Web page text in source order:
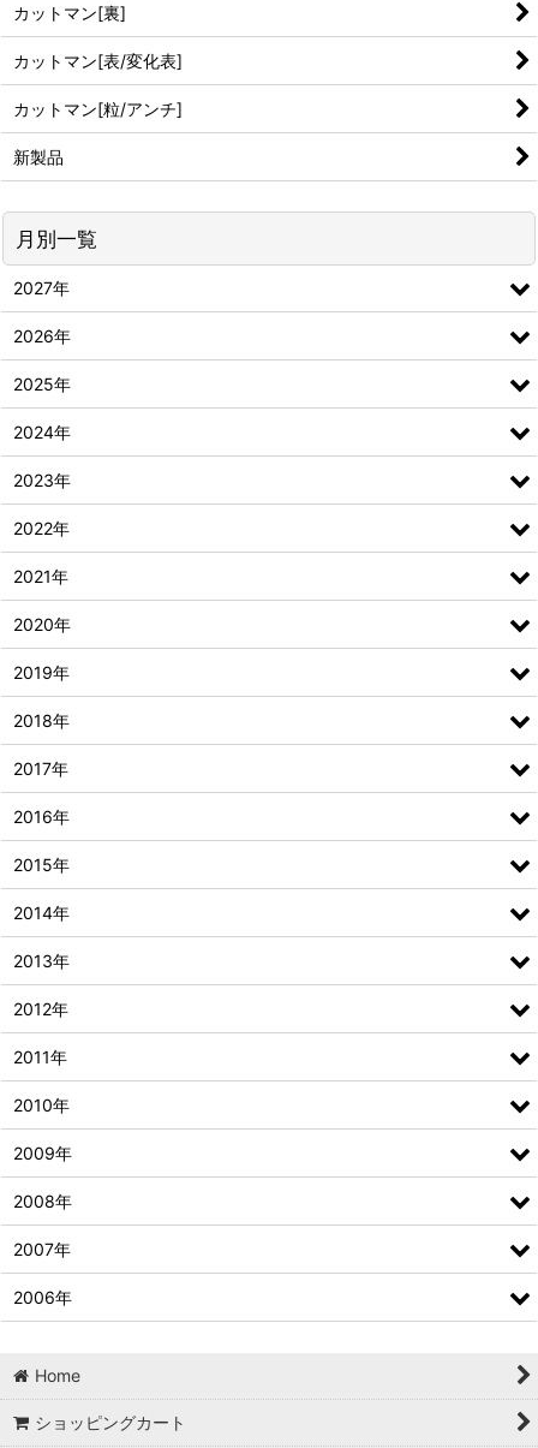
カットマン[裏]
カットマン[表/変化表]
カットマン[粒/アンチ]
新製品
月別一覧
2027年
2026年
2025年
2024年
2023年
2022年
2021年
2020年
2019年
2018年
2017年
2016年
2015年
2014年
2013年
2012年
2011年
2010年
2009年
2008年
2007年
2006年
Home
ショッピングカート